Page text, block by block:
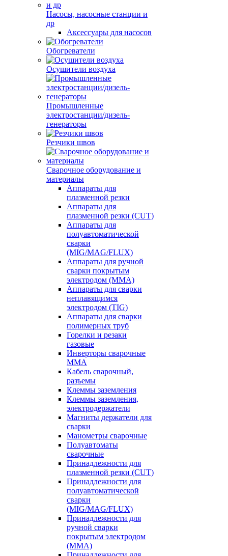
Насосы, насосные станции и
др
Аксессуары для насосов
Обогреватели
Осушители воздуха
Промышленные
электростанции/дизель-
генераторы
Резчики швов
Сварочное оборудование и
материалы
Аппараты для
плазменной резки
Аппараты для
плазменной резки (CUT)
Аппараты для
полуавтоматической
сварки
(MIG/MAG/FLUX)
Аппараты для ручной
сварки покрытым
электродом (MMA)
Аппараты для сварки
неплавящимся
электродом (TIG)
Аппараты для сварки
полимерных труб
Горелки и резаки
газовые
Инверторы сварочные
ММА
Кабель сварочный,
разъемы
Клеммы заземления
Клеммы заземления,
электродержатели
Магниты держатели для
сварки
Манометры сварочные
Полуавтоматы
сварочные
Принадлежности для
плазменной резки (CUT)
Принадлежности для
полуавтоматической
сварки
(MIG/MAG/FLUX)
Принадлежности для
ручной сварки
покрытым электродом
(MMA)